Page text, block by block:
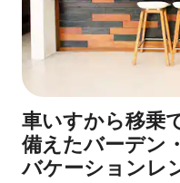
車いすから移乗
備えたバーデン
バケーションレ